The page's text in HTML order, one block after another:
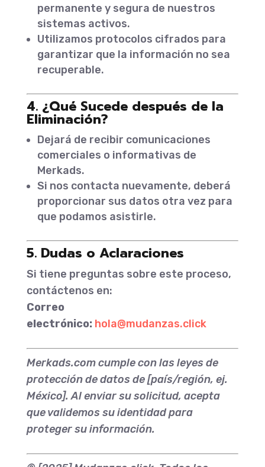
permanente y segura de nuestros
sistemas activos.
Utilizamos protocolos cifrados para
garantizar que la información no sea
recuperable.
4. ¿Qué Sucede después de la
Eliminación?
Dejará de recibir comunicaciones
comerciales o informativas de
Merkads.
Si nos contacta nuevamente, deberá
proporcionar sus datos otra vez para
que podamos asistirle.
5. Dudas o Aclaraciones
Si tiene preguntas sobre este proceso,
contáctenos en:
Correo
electrónico: hola@mudanzas.click
Merkads.com cumple con las leyes de
protección de datos de [país/región, ej.
México]. Al enviar su solicitud, acepta
que validemos su identidad para
proteger su información.